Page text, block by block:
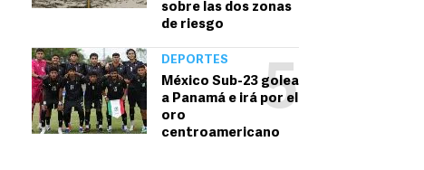
sobre las dos zonas
de riesgo
5
DEPORTES
México Sub-23 golea
a Panamá e irá por el
oro
centroamericano